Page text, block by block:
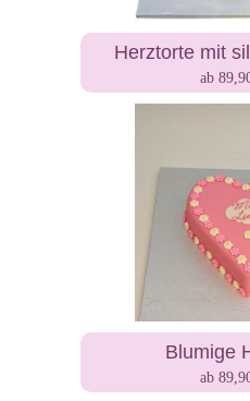
Herztorte mit
ab
Blumige
ab